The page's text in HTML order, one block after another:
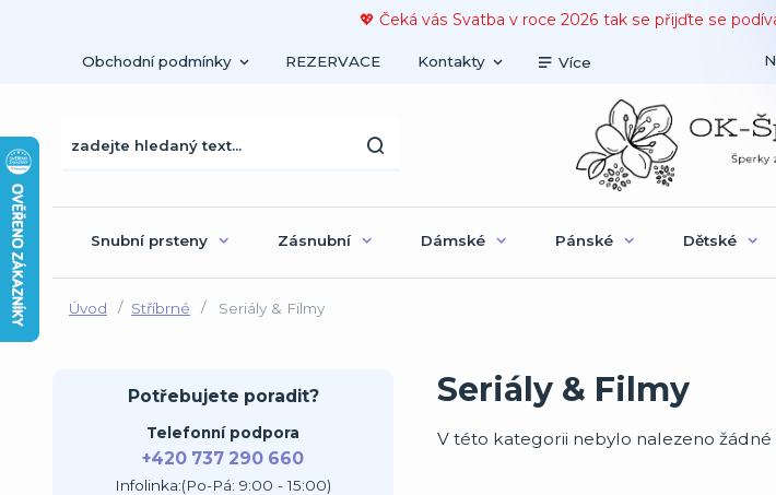
💖 Čeká vás Svatba v roce 2026 tak se přijďte se
Obchodní podmínky REZERVACE Kontakty Více
Snubní prsteny Zásnubní Dámské Pánské Dětské
Úvod Stříbrné Seriály & Filmy
Seriály & Filmy
V této kategorii nebylo nalezeno žádné
Potřebujete poradit?
Telefonní podpora
+420 737 290 660
Infolinka:(Po-Pá: 9:00 - 15:00)